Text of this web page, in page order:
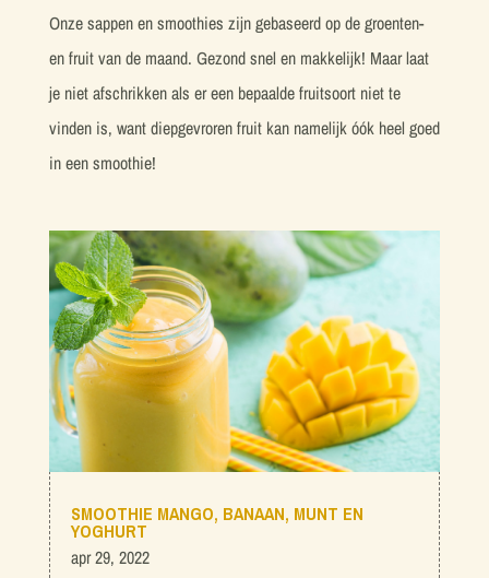
Onze sappen en smoothies zijn gebaseerd op de groenten-
en fruit van de maand. Gezond snel en makkelijk! Maar laat
je niet afschrikken als er een bepaalde fruitsoort niet te
vinden is, want diepgevroren fruit kan namelijk óók heel goed
in een smoothie!
SMOOTHIE MANGO, BANAAN, MUNT EN
YOGHURT
apr 29, 2022